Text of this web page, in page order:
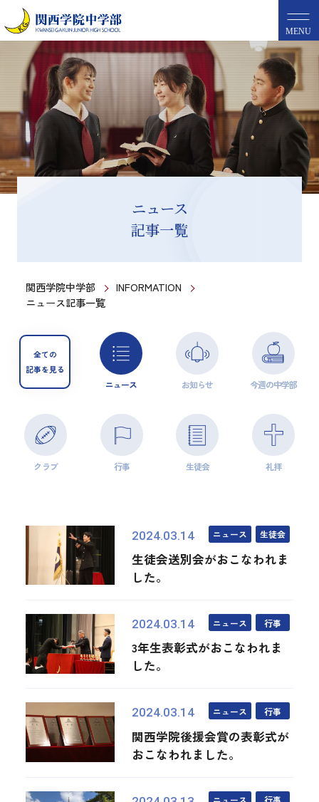
MENU
ニュース
記事一覧
関西学院中学部
INFORMATION
ニュース記事一覧
全ての
記事を見る
ニュース お知らせ 今週の中学部
クラブ 行事 生徒会 礼拝
2024.03.14 ニュース 生徒会
生徒会送別会がおこなわれま
した。
2024.03.14 ニュース 行事
3年生表彰式がおこなわれま
した。
2024.03.14 ニュース 行事
関西学院後援会賞の表彰式が
おこなわれました。